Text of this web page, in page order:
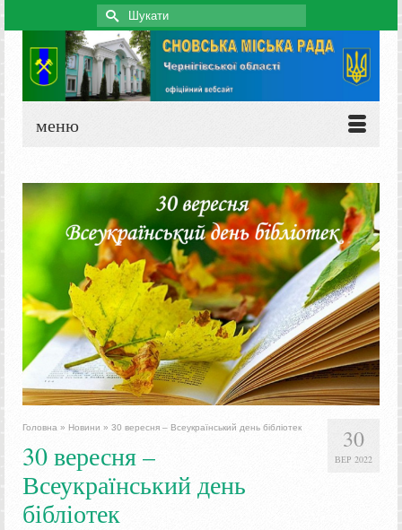
Search
for:
меню
30
ВЕР 2022
Головна » Новини » 30 вересня – Всеукраїнський день бібліотек
30 вересня –
Всеукраїнський день
бібліотек